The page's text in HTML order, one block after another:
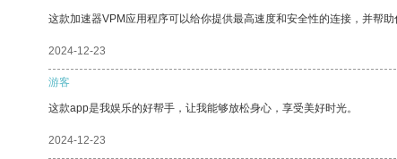
这款加速器VPM应用程序可以给你提供最高速度和安全性的连接，并帮助
2024-12-23
游客
这款app是我娱乐的好帮手，让我能够放松身心，享受美好时光。
2024-12-23